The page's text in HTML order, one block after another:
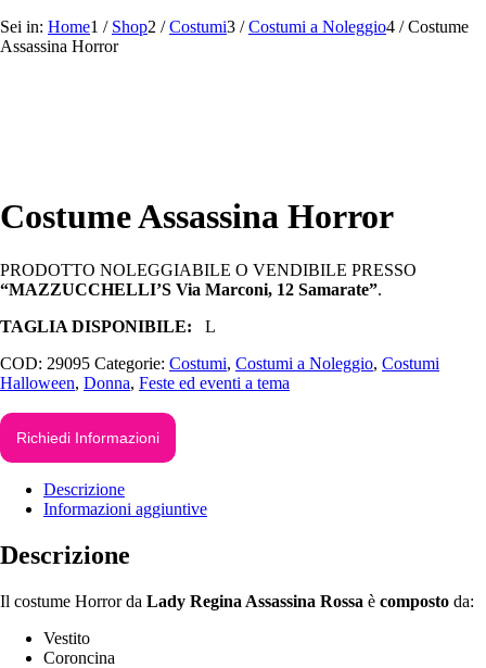
Sei in: Home1 / Shop2 / Costumi3 / Costumi a Noleggio4 / Costume
Assassina Horror
Costume Assassina Horror
PRODOTTO NOLEGGIABILE O VENDIBILE PRESSO
“MAZZUCCHELLI’S Via Marconi, 12 Samarate”.
TAGLIA DISPONIBILE:
L
COD: 29095 Categorie: Costumi, Costumi a Noleggio, Costumi
Halloween, Donna, Feste ed eventi a tema
Richiedi Informazioni
Descrizione
Informazioni aggiuntive
Descrizione
Il costume Horror da Lady Regina Assassina Rossa è composto da:
Vestito
Coroncina